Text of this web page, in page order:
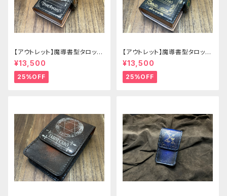
【アウトレット】魔導書型タロット
カードケース Grimoire mini
茶の書
¥13,500
25%OFF
【アウトレット】魔導書型タロット
カードケース Grimoire mini
緑の書
¥13,500
25%OFF